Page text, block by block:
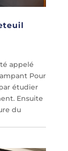
appelé
Pour
étudier
Ensuite
du